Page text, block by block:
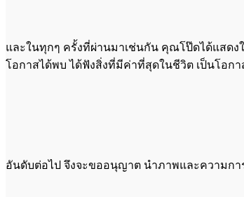
และในทุกๆ ครั้งที่ผ่านมาเช่นกัน คุณโป๊ดได้แสดง
โอกาสได้พบ ได้ฟังสิ่งที่มีค่าที่สุดในชีวิต เป็นโอก
อันดับต่อไป จึงจะขออนุญาต นำภาพและความก